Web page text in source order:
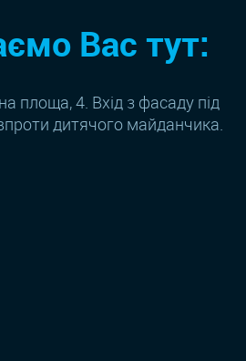
Вас тут:
площа, 4. Вхід з фасаду під
дитячого майданчика.